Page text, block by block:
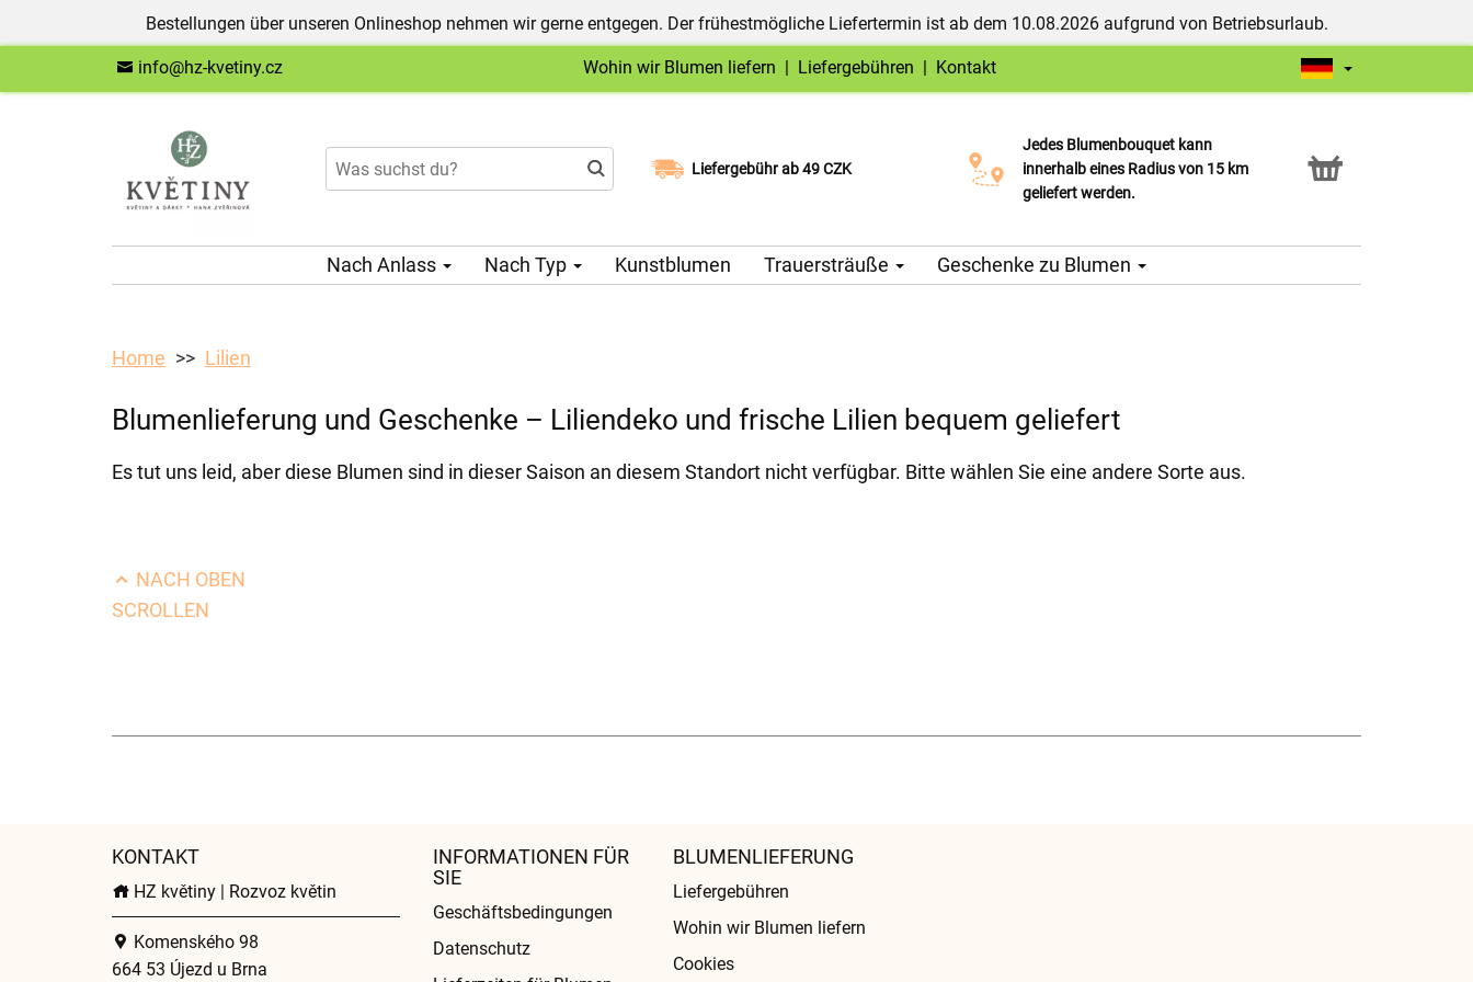
Bestellungen über unseren Onlineshop nehmen wir gerne entgegen. Der frühestmögliche Liefertermin ist ab dem 10.08.2026 aufgrund von Betriebsurlaub.
info@hz-kvetiny.cz Wohin wir Blumen liefern | Liefergebühren | Kontakt
Liefergebühr ab 49 CZK
Wählen Sie Ihr Lieferdatum
Jedes Blumenbouquet kann
innerhalb eines Radius von 15 km
geliefert werden.
Click & Collect Service
Nach Anlass Nach Typ Kunstblumen Trauersträuße Geschenke zu Blumen
Home Lilien
Blumenlieferung und Geschenke – Liliendeko und frische Lilien bequem geliefert
Es tut uns leid, aber diese Blumen sind in dieser Saison an diesem Standort nicht verfügbar. Bitte wählen Sie eine andere Sorte aus.
NACH OBEN
SCROLLEN
KONTAKT
HZ květiny | Rozvoz květin
Komenského 98
664 53 Újezd u Brna
INFORMATIONEN FÜR
SIE
Geschäftsbedingungen
Datenschutz
BLUMENLIEFERUNG
Liefergebühren
Wohin wir Blumen liefern
Cookies